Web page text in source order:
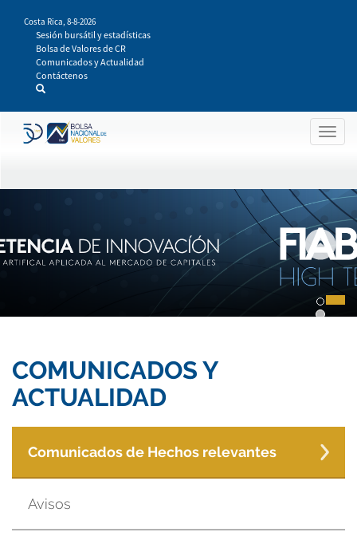
contenido
principal
Costa Rica, 8-8-2026
Sesión bursátil y estadísticas
Bolsa de Valores de CR
Comunicados y Actualidad
Contáctenos
COMUNICADOS Y
ACTUALIDAD
Comunicados de Hechos relevantes
Avisos